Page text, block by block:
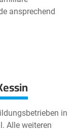
ansprechend
in
Alle weiteren